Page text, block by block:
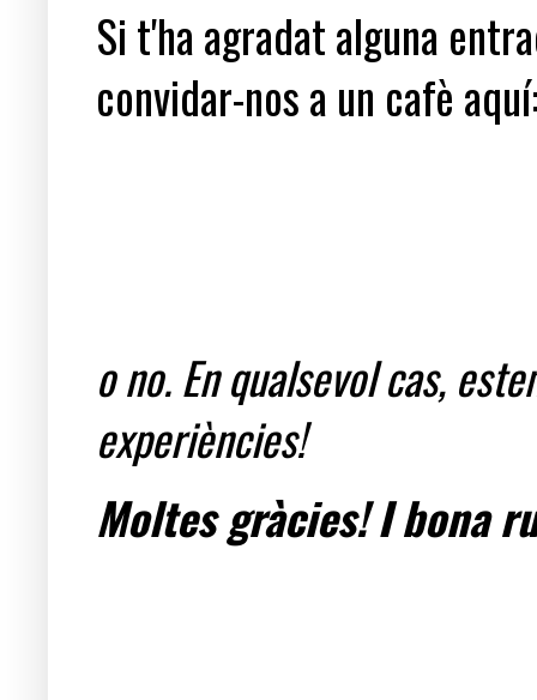
Si t'ha agradat alguna
convidar-nos a un cafè
o no. En qualsevol cas,
experiències!
Moltes gràcies! I bona